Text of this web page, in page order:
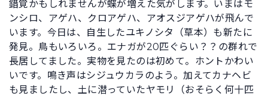
錯覚かもしれませんが蝶が増えた気がします。いまはモ
ンシロ、アゲハ、クロアゲハ、アオスジアゲハが飛んで
います。今日は、自生したユキノシタ（草本）も新たに
発見。鳥もいろいろ。エナガが20匹ぐらい？？の群れで
長居してました。実物を見たのは初めて。ホントかわい
いです。鳴き声はシジュウカラのよう。加えてカナヘビ
も見ましたし、土に潜っていたヤモリ（おそらく何十匹